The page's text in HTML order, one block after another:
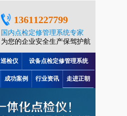
13611227799
国内点检定修管理系统专家
为您的企业安全生产保驾护航
巡检仪 设备点检定修管理系统
成功案例 行业资讯 走进正朝